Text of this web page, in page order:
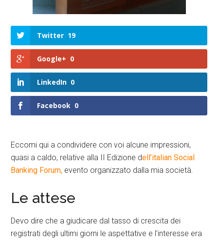
Twitter 19
Google+ 0
LinkedIn 0
Facebook 0
Eccomi qui a condividere con voi alcune impressioni,
quasi a caldo, relative alla II Edizione dell’italian Social
Banking Forum, evento organizzato dalla mia società.
Le attese
Devo dire che a giudicare dal tasso di crescita dei
registrati degli ultimi giorni le aspettative e l’interesse era